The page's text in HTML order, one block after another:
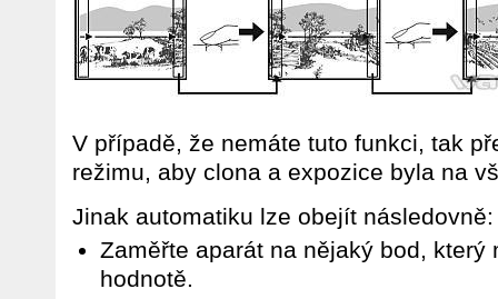
V případě, že nemáte tuto funkci, tak
režimu, aby clona a expozice byla na
Jinak automatiku lze obejít následovně:
Zaměřte aparát na nějaký bod, který
hodnotě.